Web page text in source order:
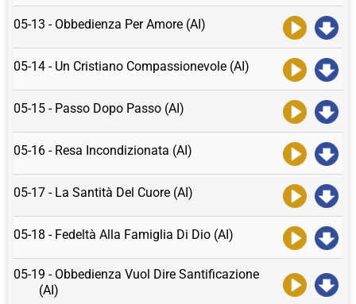
05-13 - Obbedienza Per Amore (AI)
05-14 - Un Cristiano Compassionevole (AI)
05-15 - Passo Dopo Passo (AI)
05-16 - Resa Incondizionata (AI)
05-17 - La Santità Del Cuore (AI)
05-18 - Fedeltà Alla Famiglia Di Dio (AI)
05-19 - Obbedienza Vuol Dire Santificazione
(AI)